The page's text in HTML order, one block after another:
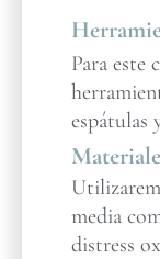
Para este
espátulas
media
distress